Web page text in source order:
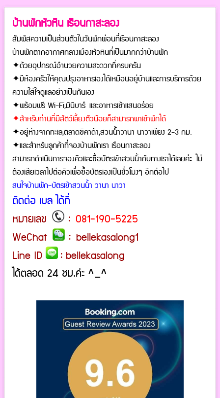
บ้านพักหัวหิน เรือนกาสะลอง
สัมผัสความเป็นส่วนตัวในวันพักผ่อนที่เรือนกาสะลอง
บ้านพักตากอากาศกลางเมืองหัวหินที่เป็นมากกว่าบ้านพัก
✦ด้วยอุปกรณ์อำนวยความสะดวกที่ครบครัน
✦มีห้องครัวให้คุณปรุงอาหารเองได้เหมือนอยู่บ้านและการบริการด้วย
ความใส่ใจดูแลอย่างเป็นกันเอง
✦พร้อมฟรี Wi-Fi,มินิบาร์ และอาหารเช้าแสนอร่อย
✦สำหรับท่านที่มีสัตว์เลี้ยงตัวน้อยก็สามารถพาเข้าพักได้
✦อยู่ห่างจากทะเล,ตลาดซิคาด้า,สวนน้ำวานา นาวาเพียง 2-3 กม.
✦และสำหรับลูกค้าที่จองบ้านพักเรา เรือนกาสะลอง
สามารถดำเนินการจองคิวและซื้อบัตรเข้าสวนน้ำกับทางเราได้เลยค่ะไม่
ต้องเสียเวลาไปต่อคิวเพื่อซื้อบัตรเองเป็นชั่วโมงๆ อีกต่อไป
สนใจบ้านพัก-บัตรเข้าสวนน้ำ วานา นาวา
ติดต่อ เบล ได้ที่
หมายเลข
: 081-190-5225
WeChat
: bellekasalong1
Line ID
: bellekasalong
ได้ตลอด 24 ชม.ค่ะ ^_^